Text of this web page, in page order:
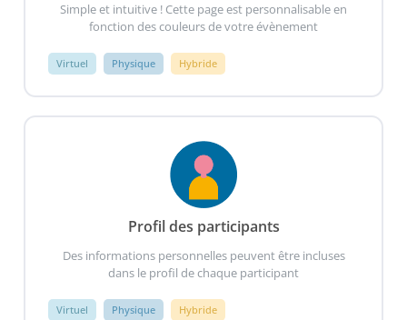
Simple et intuitive ! Cette page est personnalisable en
fonction des couleurs de votre évènement
Virtuel Physique Hybride
Profil des participants​
Des informations personnelles peuvent être incluses
dans le profil de chaque participant
Virtuel Physique Hybride